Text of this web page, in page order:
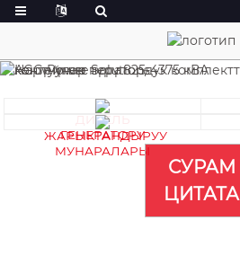
ДИЗЕЛЬ
ГЕНЕРАТОРУ
ЖАРЫКТАНДЫРУУ
МУНАРАЛАРЫ
СУРАМ
ЦИТАТА